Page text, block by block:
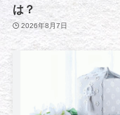
は？
2026年8月7日